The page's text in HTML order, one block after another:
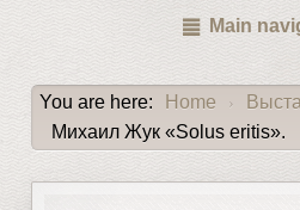
Main
You are here: Home ›
Михаил Жук «Solus eritis».